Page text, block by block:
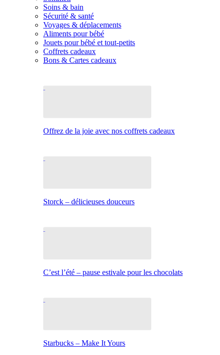
Soins & bain
Sécurité & santé
Voyages & déplacements
Aliments pour bébé
Jouets pour bébé et tout-petits
Coffrets cadeaux
Bons & Cartes cadeaux
Offrez de la joie avec nos coffrets cadeaux
Storck – délicieuses douceurs
C’est l’été – pause estivale pour les chocolats
Starbucks – Make It Yours